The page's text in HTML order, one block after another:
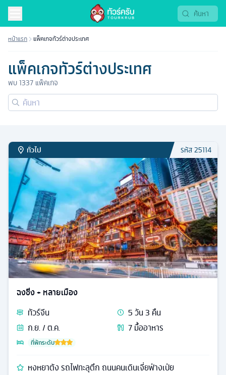
หน้าแรก แพ็คเกจทัวร์ต่างประเทศ
แพ็คเกจทัวร์ต่างประเทศ
พบ1337 แพ็คเกจ
ทั่วไป รหัส25114
ฉงชิ่ง + หลายเมือง
ทัวร์จีน 5วัน3 คืน
ก.ย. / ต.ค.
7มื้ออาหาร
ที่พักระดับ
หงหยาต้ง รถไฟทะลุตึก ถนนคนเดินเจี่ยฟ่างเป่ย